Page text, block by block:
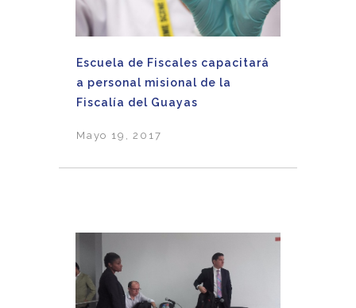
Escuela de Fiscales capacitará
a personal misional de la
Fiscalía del Guayas
Mayo 19, 2017